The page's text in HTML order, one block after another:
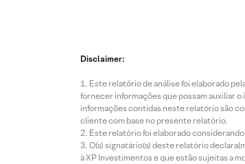
Disclaimer:
Este relatório de análise foi elaborado
fornecer informações que possam auxiliar
informações contidas neste relatório são
cliente com base no presente relatório.
Este relatório foi elaborado
O(s) signatário(s) deste relatório
à XP Investimentos e que estão sujeitas a